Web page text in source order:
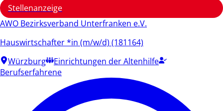
Stellenanzeige
AWO Bezirksverband Unterfranken e.V.
Hauswirtschafter *in (m/w/d) (181164)
Würzburg
Einrichtungen der Altenhilfe
Berufserfahrene